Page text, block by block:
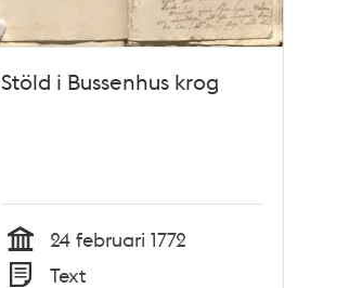
Stöld i Bussenhus krog
Tid
24 februari 1772
Text